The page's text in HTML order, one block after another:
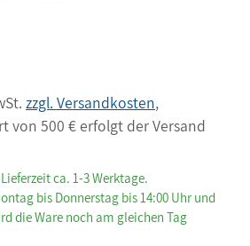
zzgl. Versandkosten,
von 500 € erfolgt der Versand
ca. 1-3 Werktage.
bis Donnerstag bis 14:00 Uhr und
die Ware noch am gleichen Tag